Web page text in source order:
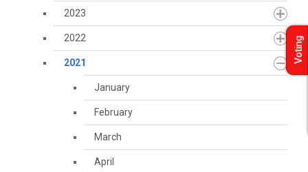
2023
2022
2021
January
February
March
April
Voting